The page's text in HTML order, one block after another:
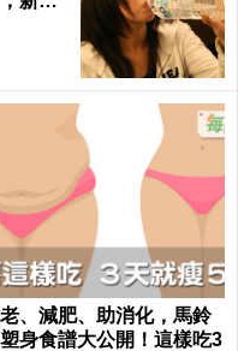
、減肥、助消化，馬鈴
身食譜大公開！這樣吃3